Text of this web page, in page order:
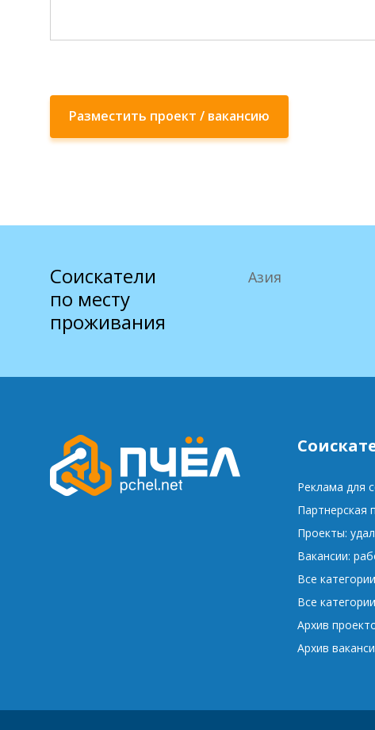
Разместить проект / вакансию
Соискатели
по месту
проживания
Азия
Реклама для
Партнерская
Проекты:
Вакансии:
Все
Все
Архив
Архив